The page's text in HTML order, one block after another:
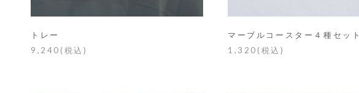
トレー
9,240(税込)
マーブルコースター４種セット
1,320(税込)